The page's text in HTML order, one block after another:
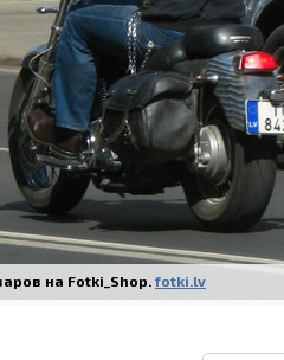
на Fotki_Shop. fotki.lv